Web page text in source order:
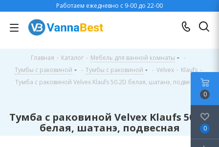
Работаем ежедневно с 9-00 до 22-00
Главная - Каталог - Мебель для ванной комнаты
-
Тумбы с раковиной
- Тумбы с раковиной - Velvex - Klaufs -
Тумба с раковиной Velvex Klaufs 50.2D белая, шатанэ, подвесная
Тумба с раковиной Velvex Klaufs 50.2D
белая, шатанэ, подвесная
0
0